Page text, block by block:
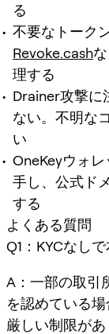
る
不要なトーク
Revoke.cash
理する
Drainer攻撃に
ない。不明な
い
OneKeyウォ
手し、公式ド
する
よくある質問
Q1：KYCなし
A：一部の取引
を認めている
厳しい制限が